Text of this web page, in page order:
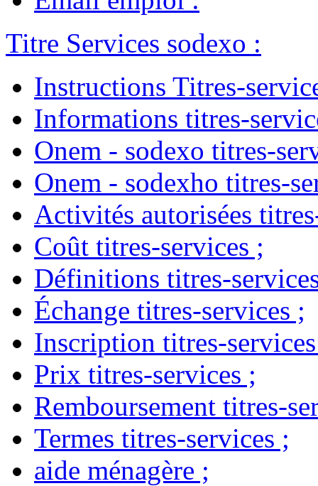
Titre Services sodexo :
Instructions Titres-
Informations titres-
Onem - sodexo titres-
Onem - sodexho titres-
Activités autorisées
Coût titres-services ;
Définitions titres-
Échange titres-services ;
Inscription titres-services
Prix titres-services ;
Remboursement titres-
Termes titres-services ;
aide ménagère ;